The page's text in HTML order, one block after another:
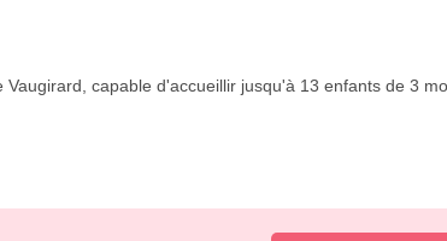
Vaugirard, capable d'accueillir jusqu'à 13 enfants de 3